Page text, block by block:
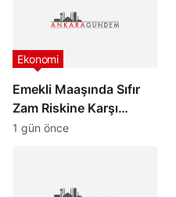
Emekli Maaşında Sıfır
Zam Riskine Karşı
Formül: Ak Parti Meclis
Ekonomi
1 gün önce